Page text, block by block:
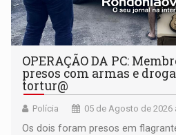
OPERAÇÃO DA PC:
presos com armas e
tortur@
Polícia 05 de Agosto de 2026
Os dois foram presos em